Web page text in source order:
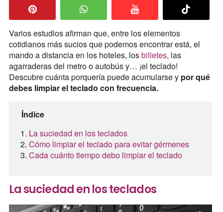
Varios estudios afirman que, entre los elementos
cotidianos más sucios que podemos encontrar está, el
mando a distancia en los hoteles, losbilletes, las
agarraderas del metro o autobús y… ¡el teclado!
Descubre cuánta porquería puede acumularse y por qué
debes limpiar el teclado con frecuencia.
Índice
La suciedad en los teclados
Cómo limpiar el teclado para evitar gérmenes
Cada cuánto tiempo debo limpiar el teclado
La suciedad en los teclados